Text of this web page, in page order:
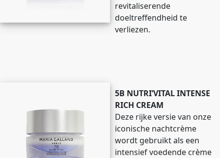
revitaliserende
doeltreffendheid te
verliezen.
5B NUTRI’VITAL INTENSE
RICH CREAM
Deze rijke versie van onze
iconische nachtcrème
wordt gebruikt als een
intensief voedende crème